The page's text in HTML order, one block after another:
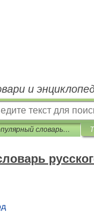
и
Популярный словарь русского языка